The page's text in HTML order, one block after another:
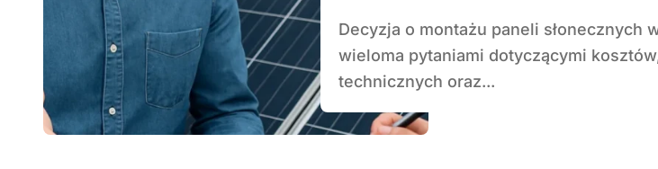
Decyzja o montażu paneli słonecznych wiąże się z
wieloma pytaniami dotyczącymi
technicznych oraz...